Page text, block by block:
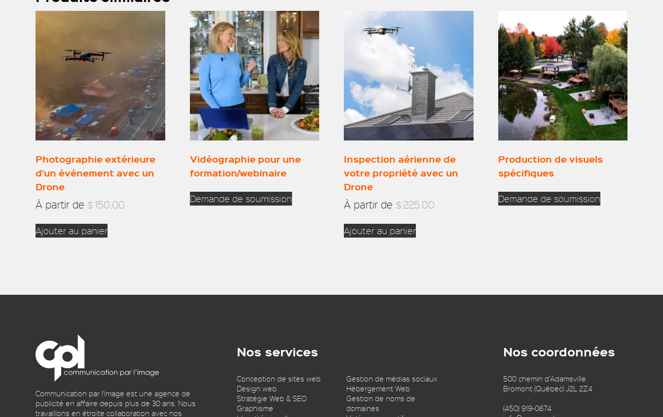
Photographie extérieure
d’un événement avec un
Drone
À partir de $150.00
Ajouter au panier
Vidéographie pour une
formation/webinaire
Demande de soumission
Inspection aérienne de
votre propriété avec un
Drone
À partir de $225.00
Ajouter au panier
Production de visuels
spécifiques
Demande de soumission
Communication par l'image est une agence de
publicité en affaire depuis plus de 30 ans. Nous
travaillons en étroite collaboration avec nos
Nos services
Conception de sites web
Design web
Stratégie Web & SEO
Graphisme
Gestion de médias sociaux
Hébergement Web
Gestion de noms de
domaines
Nos coordonnées
500 chemin d’Adamsville
Bromont (Québec) J2L 2Z4
(450) 919-0674